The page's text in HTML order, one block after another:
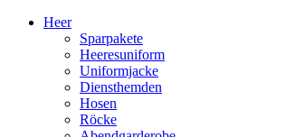
Heer
Sparpakete
Heeresuniform
Uniformjacke
Diensthemden
Hosen
Röcke